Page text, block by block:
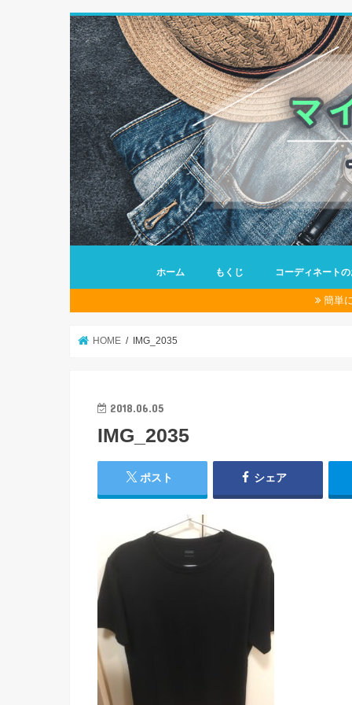
ホーム もくじ コーディネート
簡単
HOME IMG_2035
2018.06.05
IMG_2035
ポスト シェア